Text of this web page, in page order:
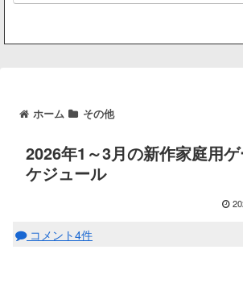
ホーム その他
2026年1～3月の新作家庭用
ケジュール
コメント4件